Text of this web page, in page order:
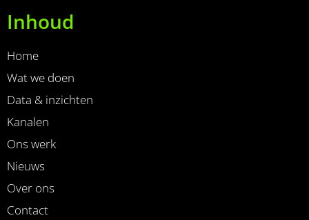
Inhoud
Home
Wat we doen
Data & inzichten
Kanalen
Ons werk
Nieuws
Over ons
Contact